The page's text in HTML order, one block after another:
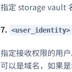
指定 storage vault
7. <user_identity>
指定接收权限的用
可以是域名，如果